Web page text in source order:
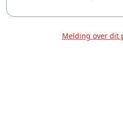
Melding over dit